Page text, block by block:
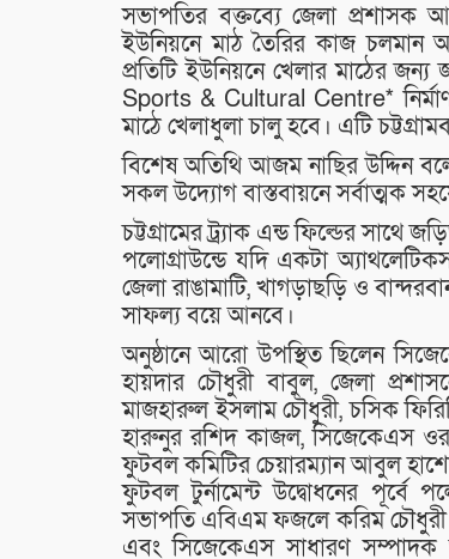
সভাপতির বক্তব্যে জেলা প্রশাসক
ইউনিয়নে মাঠ তৈরির কাজ চলমান
প্রতিটি ইউনিয়নে খেলার মাঠের
Sports & Cultural Centre*
মাঠে খেলাধুলা চালু হবে। এটি
বিশেষ অতিথি আজম নাছির উদ্দিন
সকল উদ্যোগ বাস্তবায়নে সর্বাত্মক
চট্টগ্রামের ট্র‍্যাক এন্ড ফিল্ডের সাথে
পলোগ্রাউন্ডে যদি একটা
জেলা রাঙামাটি, খাগড়াছড়ি ও
সাফল্য বয়ে আনবে।
অনুষ্ঠানে আরো উপস্থিত ছিলেন
হায়দার চৌধুরী বাবুল, জেলা
মাজহারুল ইসলাম চৌধুরী, চসিক
হারুনুর রশিদ কাজল, সিজেকেএস
ফুটবল কমিটির চেয়ারম্যান আবুল
ফুটবল টুর্নামেন্ট উদ্বোধনের পূর্বে
সভাপতি এবিএম ফজলে করিম চৌধুরী
এবং সিজেকেএস সাধারণ